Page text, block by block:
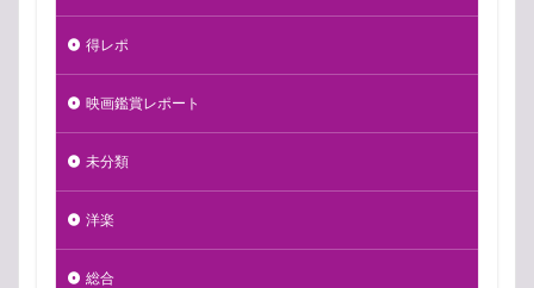
得レポ
映画鑑賞レポート
未分類
洋楽
総合